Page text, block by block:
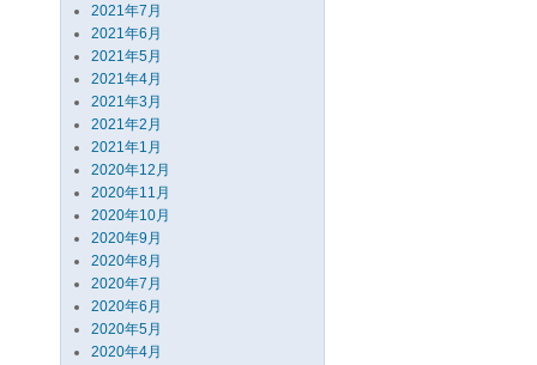
2021年7月
2021年6月
2021年5月
2021年4月
2021年3月
2021年2月
2021年1月
2020年12月
2020年11月
2020年10月
2020年9月
2020年8月
2020年7月
2020年6月
2020年5月
2020年4月